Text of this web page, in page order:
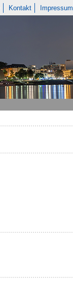
Kontakt Impressum